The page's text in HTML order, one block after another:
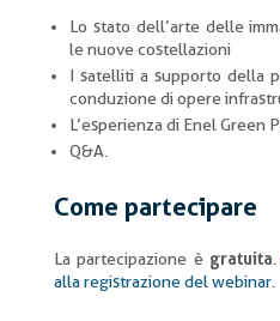
Lo stato dell’arte delle
le nuove costellazioni
I satelliti a supporto della
conduzione di opere
L’esperienza di Enel
Q&A.
Come partecipare
La partecipazione è gratuita
alla registrazione del webinar